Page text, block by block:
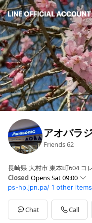
アオバラ
Friends62
長崎県 大村市 東本町604 コ
Closed Opens Sat 09:00
Sun09:00 - 18:00
Mon09:00 - 18:00
Tue09:00 - 18:00
WedClosed
ps-hp.jpn.pa/ 1 other items
Chat Call